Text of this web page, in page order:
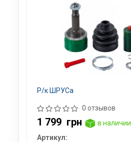
Р/к ШРУСа
0 отзывов
1 799 грн
в наличии
Артикул: